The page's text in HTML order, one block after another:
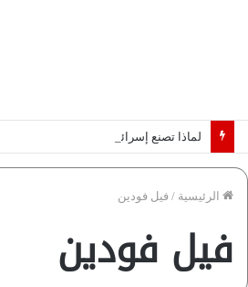
الرئيسية / فيل فودين
فيل فودين